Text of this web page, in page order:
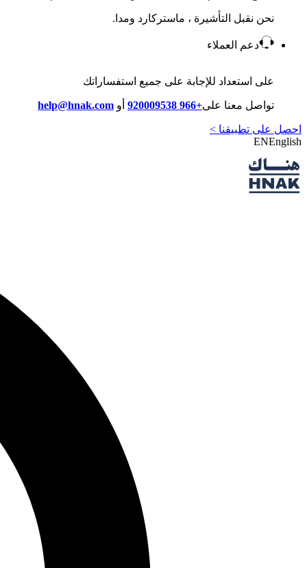
نحن نقبل التأشيرة ، ماستركارد ومدا.
دعم العملاء
على استعداد للإجابة على جميع استفساراتك
تواصل معنا على+966 920009538 أو help@hnak.com
احصل على تطبيقنا >
ENEnglish